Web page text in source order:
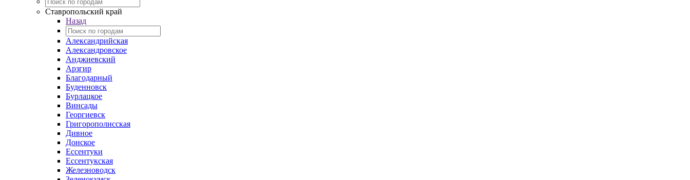
Ставропольский край
Назад
Александрийская
Александровское
Анджиевский
Арзгир
Благодарный
Буденновск
Бурлацкое
Винсады
Георгиевск
Григорополисская
Дивное
Донское
Ессентуки
Ессентукская
Железноводск